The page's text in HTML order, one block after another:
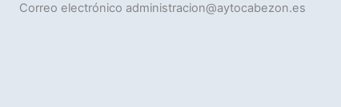
Correo electrónico administracion@aytocabezon.es